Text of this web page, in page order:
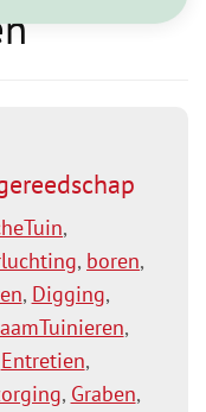
,
, boren,
, Digging,
,
Entretien,
, Graben,